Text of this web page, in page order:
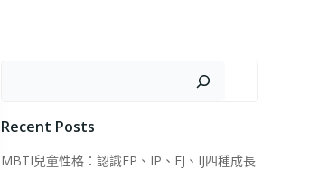
Recent Posts
MBTI兒童性格：認識EP、IP、EJ、IJ四種成長